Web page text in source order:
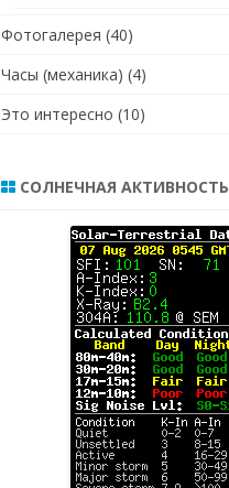
Фотогалерея (40)
Часы (механика) (4)
Это интересно (10)
СОЛНЕЧНАЯ АКТИВНОСТЬ